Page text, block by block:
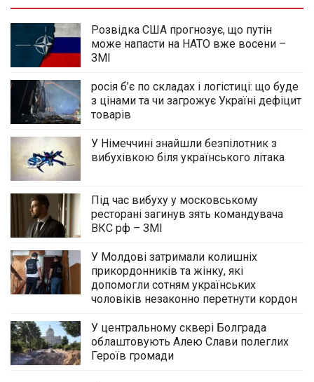
Розвідка США прогнозує, що путін
може напасти на НАТО вже восени –
ЗМІ
росія б’є по складах і логістиці: що буде
з цінами та чи загрожує Україні дефіцит
товарів
У Німеччині знайшли безпілотник з
вибухівкою біля українського літака
Під час вибуху у московському
ресторані загинув зять командувача
ВКС рф – ЗМІ
У Молдові затримали колишніх
прикордонників та жінку, які
допомогли сотням українських
чоловіків незаконно перетнути кордон
У центральному сквері Болграда
облаштовують Алею Слави полеглих
Героїв громади